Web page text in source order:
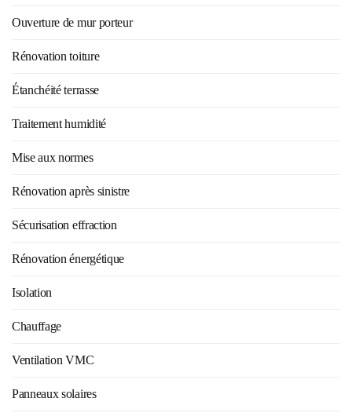
Ouverture de mur porteur
Rénovation toiture
Étanchéité terrasse
Traitement humidité
Mise aux normes
Rénovation après sinistre
Sécurisation effraction
Rénovation énergétique
Isolation
Chauffage
Ventilation VMC
Panneaux solaires